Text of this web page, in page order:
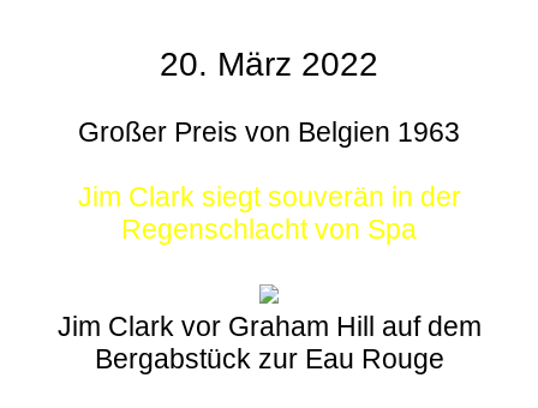
20. März 2022
Großer Preis von Belgien 1963
Jim Clark siegt souverän in der
Regenschlacht von Spa
Jim Clark vor Graham Hill auf dem
Bergabstück zur Eau Rouge